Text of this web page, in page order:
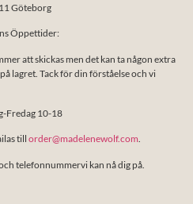
Göteborg
Öppettider:
att skickas men det kan ta någon extra
lagret. Tack för din förståelse och vi
Fredag 10-18
till order@madelenewolf.com.
telefonnummervi kan nå dig på.